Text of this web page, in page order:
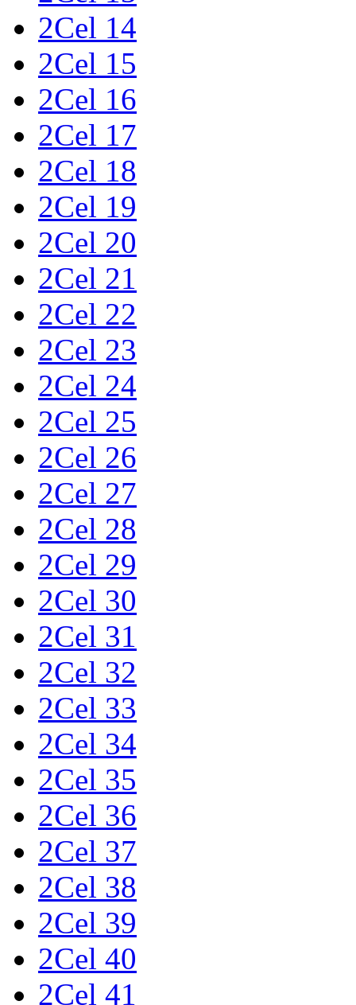
2Cel 14
2Cel 15
2Cel 16
2Cel 17
2Cel 18
2Cel 19
2Cel 20
2Cel 21
2Cel 22
2Cel 23
2Cel 24
2Cel 25
2Cel 26
2Cel 27
2Cel 28
2Cel 29
2Cel 30
2Cel 31
2Cel 32
2Cel 33
2Cel 34
2Cel 35
2Cel 36
2Cel 37
2Cel 38
2Cel 39
2Cel 40
2Cel 41